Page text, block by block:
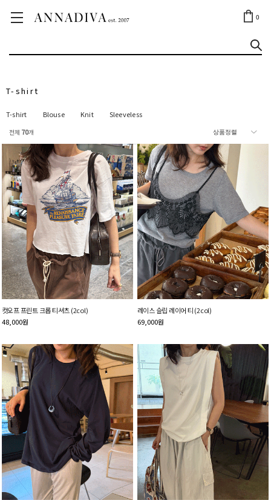
0
ANNA JEWELRY
T-shirt
T-shirt Blouse Knit Sleeveless
전체 70개
컷오프 프린트 크롭 티셔츠 (2col)
48,000원
레이스 슬립 레이어 티 (2col)
69,000원